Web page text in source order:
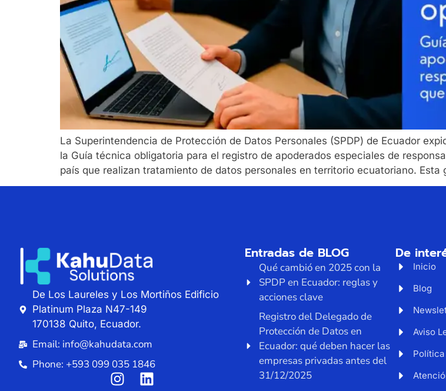
La Superintendencia de Protección de Datos Personales (SPDP) de Ecuador
la Guía técnica obligatoria para el registro de apoderados especiales de
país que realizan tratamiento de datos personales en territorio ecuatoriano. Esta
De Los Laureles y Los Mortiños Edificio
Platinum Plaza N47-149
170138 Quito, Ecuador.
Email: info@kahudata.com
Phone: +593 099 035 1846
Entradas de BLOG
Qué cambió en 2025 con la
SPDP en Ecuador: reglas y
acciones clave
Registro del Delegado de
Protección de Datos en
Ecuador: qué deben hacer las
empresas privadas antes del
31/12/2025
De
Inicio
Blog
Aviso